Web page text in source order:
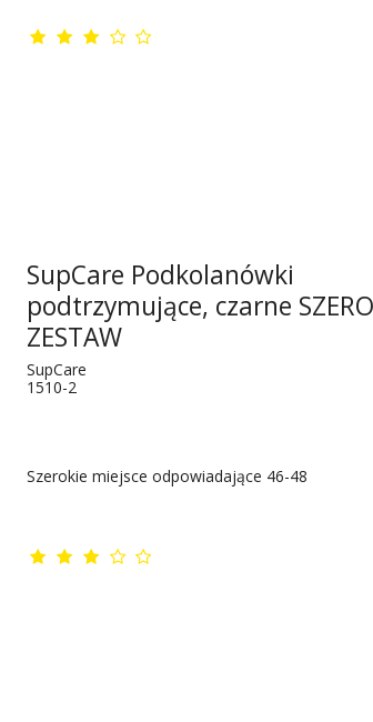
SupCare Podkolanówki
podtrzymujące, czarne
ZESTAW
SupCare
1510-2
Szerokie miejsce odpowiadające 46-48